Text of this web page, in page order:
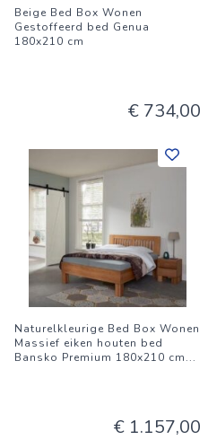
Beige Bed Box Wonen
Gestoffeerd bed Genua
180x210 cm
€ 734,00
Naturelkleurige Bed Box Wonen
Massief eiken houten bed
Bansko Premium 180x210 cm...
€ 1.157,00